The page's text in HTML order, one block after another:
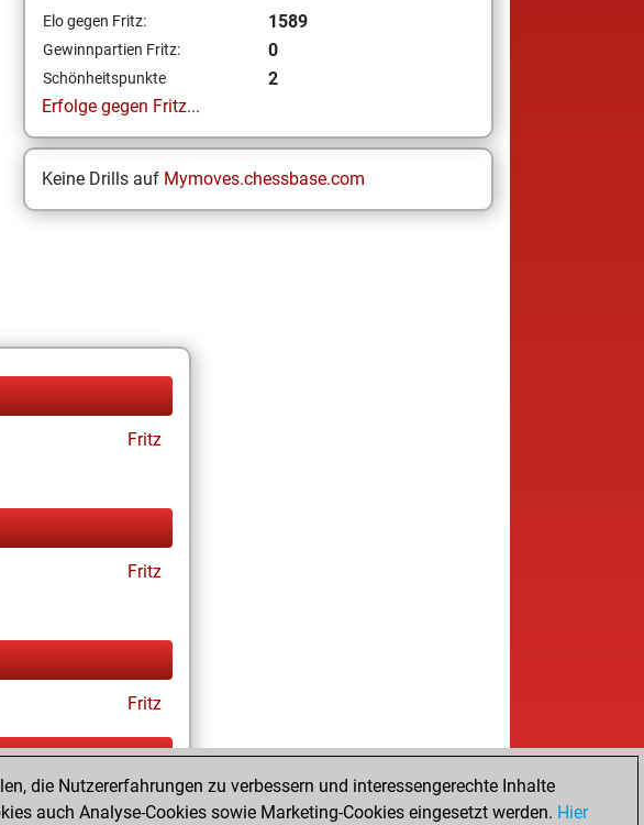
Elo gegen Fritz: 1589
Gewinnpartien Fritz: 0
Schönheitspunkte
2
Erfolge gegen Fritz...
Keine Drills auf Mymoves.chessbase.com
Fritz
Fritz
Fritz
Play
die Nutzererfahrungen zu verbessern und interessengerechte Inhalte
auch Analyse-Cookies sowie Marketing-Cookies eingesetzt werden. Hier